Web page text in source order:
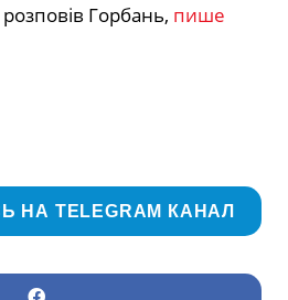
Горбань, пише
НА TELEGRAM КАНАЛ